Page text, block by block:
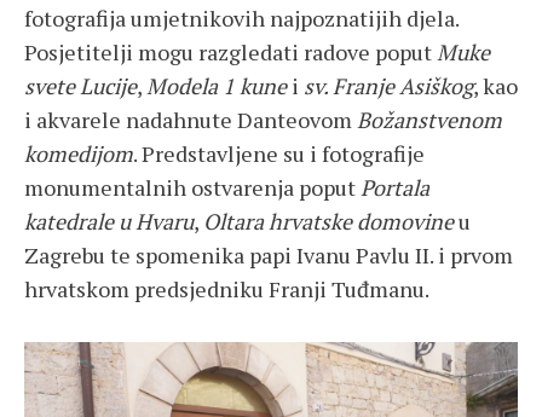
fotografija umjetnikovih najpoznatijih djela.
Posjetitelji mogu razgledati radove poput Muke
svete Lucije, Modela 1 kunei sv. Franje Asiškog, kao
i akvarele nadahnute Danteovom Božanstvenom
komedijom. Predstavljene su i fotografije
monumentalnih ostvarenja poput Portala
katedrale u Hvaru, Oltara hrvatske domovineu
Zagrebu te spomenika papi Ivanu Pavlu II. i prvom
hrvatskom predsjedniku Franji Tuđmanu.